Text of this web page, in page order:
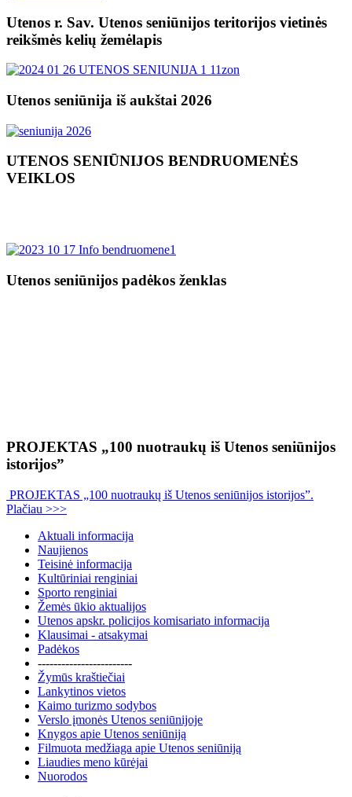
Utenos r. Sav. Utenos seniūnijos teritorijos vietinės
reikšmės kelių žemėlapis
Utenos seniūnija iš aukštai 2026
UTENOS SENIŪNIJOS BENDRUOMENĖS
VEIKLOS
Utenos seniūnijos padėkos ženklas
PROJEKTAS „100 nuotraukų iš Utenos seniūnijos
istorijos”
PROJEKTAS „100 nuotraukų iš Utenos seniūnijos istorijos”.
Plačiau >>>
Aktuali informacija
Naujienos
Teisinė informacija
Kultūriniai renginiai
Sporto renginiai
Žemės ūkio aktualijos
Utenos apskr. policijos komisariato informacija
Klausimai - atsakymai
Padėkos
------------------------
Žymūs kraštiečiai
Lankytinos vietos
Kaimo turizmo sodybos
Verslo įmonės Utenos seniūnijoje
Knygos apie Utenos seniūniją
Filmuota medžiaga apie Utenos seniūniją
Liaudies meno kūrėjai
Nuorodos